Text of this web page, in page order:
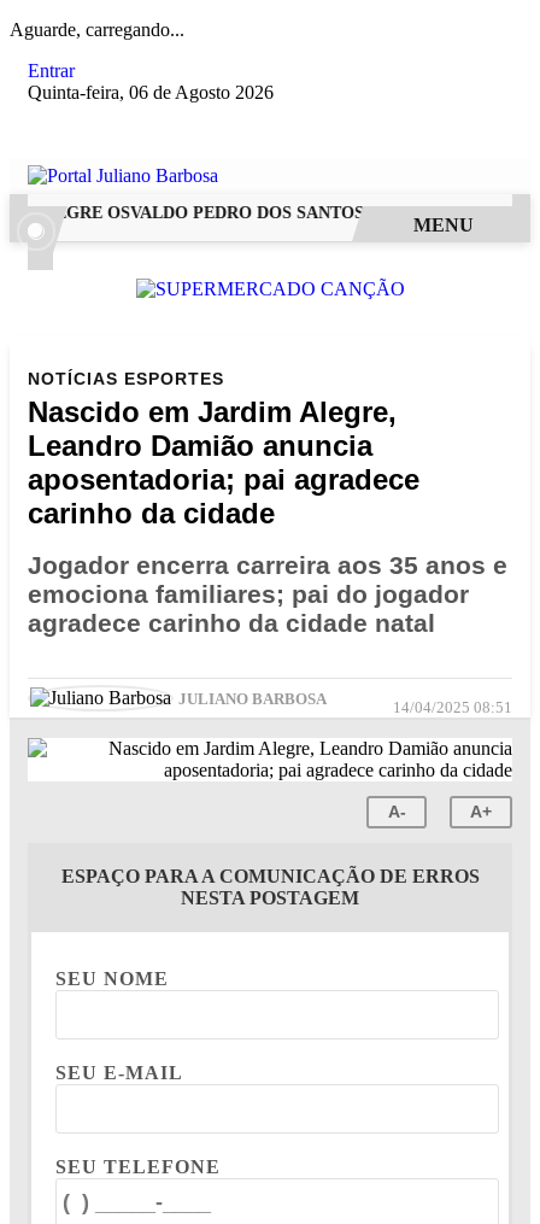
Aguarde, carregando...
Entrar
Quinta-feira, 06 de Agosto 2026
OSVALDO PEDRO DOS SANTOS, O “NEGUINHO DA
MENU
NOTÍCIAS ESPORTES
Nascido em Jardim Alegre,
Leandro Damião anuncia
aposentadoria; pai agradece
carinho da cidade
Jogador encerra carreira aos 35 anos e
emociona familiares; pai do jogador
agradece carinho da cidade natal
JULIANO BARBOSA 14/04/2025 08:51
A- A+
ESPAÇO PARA A COMUNICAÇÃO DE ERROS
NESTA POSTAGEM
SEU NOME
SEU E-MAIL
SEU TELEFONE